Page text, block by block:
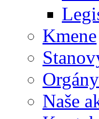
Kmene
Naše